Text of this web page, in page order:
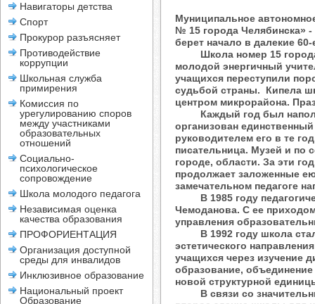
Навигаторы детства
Спорт
Прокурор разъясняет
Противодействие
коррупции
Школьная служба
примирения
Комиссия по
урегулированию споров
между участниками
образовательных
отношений
Социально-
психологическое
сопровождение
Школа молодого педагога
Независимая оценка
качества образования
ПРОФОРИЕНТАЦИЯ
Организация доступной
среды для инвалидов
Инклюзивное образование
Национальный проект
Образование
Муниципальное
№ 15 города Челябинска»
берет начало в далекие
Школа номер 15 города
молодой энергичный
учащихся переступили
судьбой страны. Кипела
центром микрорайона.
Каждый год был
организован
руководителем его в те
писательница. Музей и по
городе, области. За эти
продолжает заложенные
замечательном педагоге
В 1985 году
Чемоданова. С ее
управления
В 1992 году школа
эстетического
учащихся через изучение
образование,
новой структурной
В связи со